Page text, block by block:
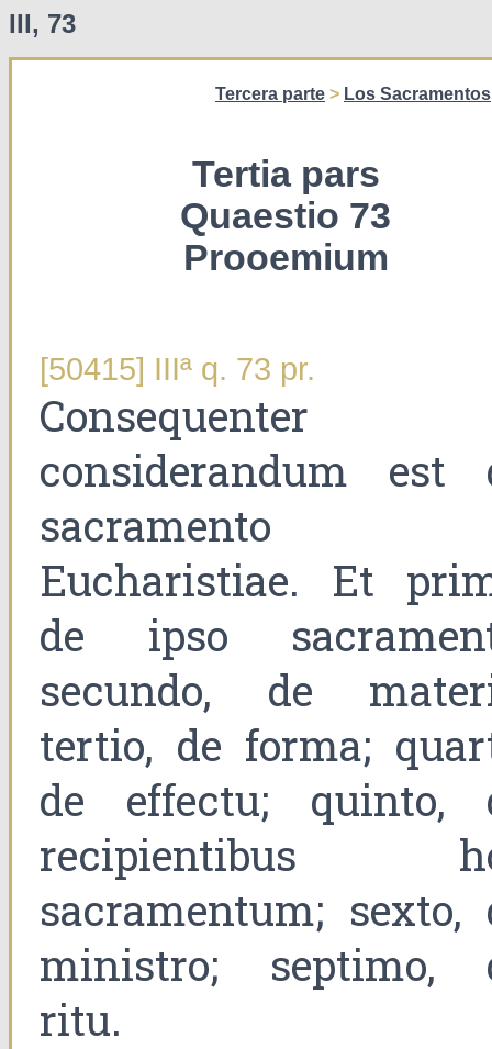
III, 73
Tercera parte > Los Sacramentos
Tertia pars
Quaestio 73
Prooemium
[50415] IIIª q. 73 pr.
Consequenter
considerandum est
sacramento
Eucharistiae. Et
de ipso
secundo, de
tertio, de forma;
de effectu; quinto,
recipientibus
sacramentum; sexto,
ministro; septimo,
ritu.